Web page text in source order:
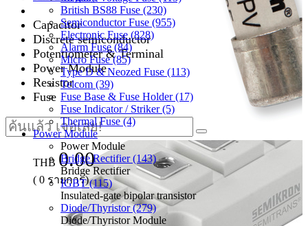
Capacitor
Discrete semiconductor
Potentiometer & Terminal
Power Module
Resistor
Fuse
THB 0.00
( 0 รายการ)
British BS88 Fuse (230)
Semiconductor Fuse (955)
Electronic Fuse (828)
Alarm Fuse (84)
Micro Fuse (85)
Type D & Neozed Fuse (113)
Telcom (39)
Fuse Base & Fuse Holder (17)
Fuse Indicator / Striker (5)
Thermal Fuse (4)
Power Module
Power Module
Bridge Rectifier (143)
Bridge Rectifier
IGBT (115)
Insulated-gate bipolar transistor
Diode/Thyristor (279)
Diode/Thyristor Module